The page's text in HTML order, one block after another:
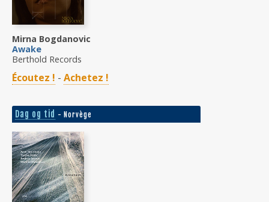
Mirna Bogdanovic
Awake
Berthold Records
Écoutez ! - Achetez !
Dag og tid - Norvège